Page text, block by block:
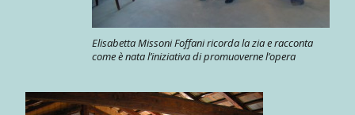
Elisabetta Missoni Foffani ricorda la zia e racconta
come è nata l’iniziativa di promuoverne l’opera